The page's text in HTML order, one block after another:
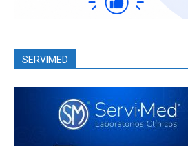
SERVIMED